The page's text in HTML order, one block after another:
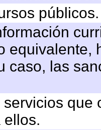
públicos.
equivalente,
caso, las
servicios
ellos.